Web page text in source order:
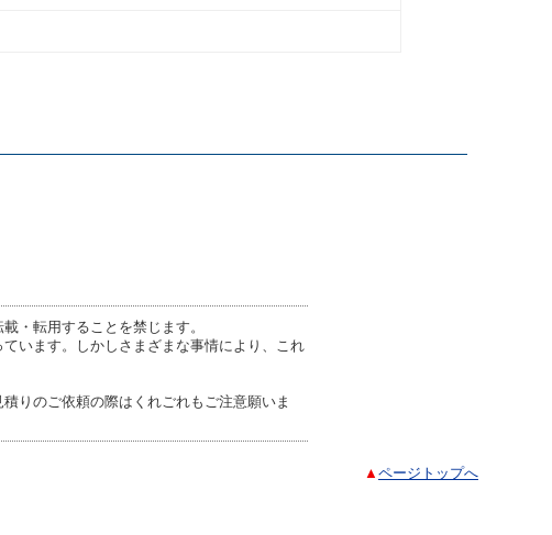
・転用することを禁じます。
います。しかしさまざまな事情により、これ
りのご依頼の際はくれごれもご注意願いま
▲ ページトップへ